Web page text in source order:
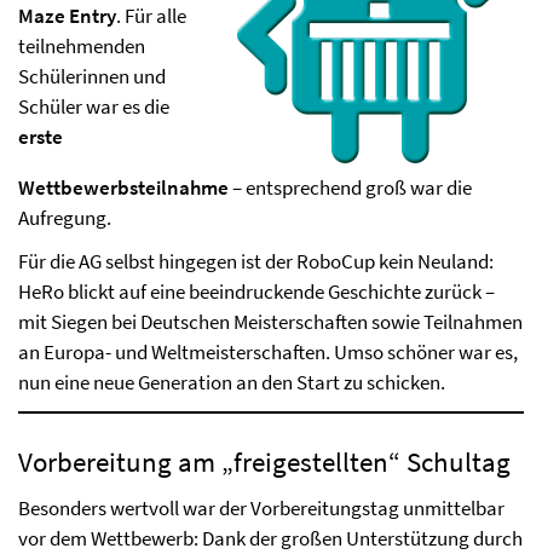
Maze Entry. Für alle
teilnehmenden
Schülerinnen und
Schüler war es die
erste
Wettbewerbsteilnahme– entsprechend groß war die
Aufregung.
Für die AG selbst hingegen ist der RoboCup kein Neuland:
HeRo blickt auf eine beeindruckende Geschichte zurück –
mit Siegen bei Deutschen Meisterschaften sowie Teilnahmen
an Europa- und Weltmeisterschaften. Umso schöner war es,
nun eine neue Generation an den Start zu schicken.
Vorbereitung am „freigestellten“ Schultag
Besonders wertvoll war der Vorbereitungstag unmittelbar
vor dem Wettbewerb: Dank der großen Unterstützung durch